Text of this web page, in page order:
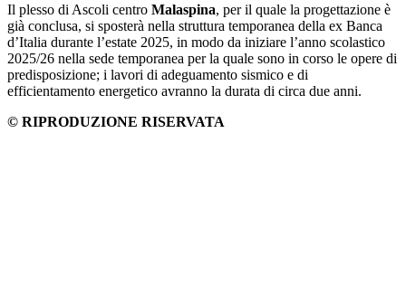
Il plesso di Ascoli centro Malaspina, per il quale la progettazione è
già conclusa, si sposterà nella struttura temporanea della ex Banca
d’Italia durante l’estate 2025, in modo da iniziare l’anno scolastico
2025/26 nella sede temporanea per la quale sono in corso le opere di
predisposizione; i lavori di adeguamento sismico e di
efficientamento energetico avranno la durata di circa due anni.
© RIPRODUZIONE RISERVATA